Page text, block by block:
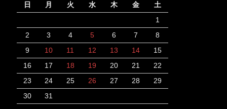
日 月 火 水 木 金
土
1
2
3 4 5 6 7
8
9
10 11 12 13 14
15
16
17 18 19 20 21
22
23
24 25 26 27 28
29
30
31